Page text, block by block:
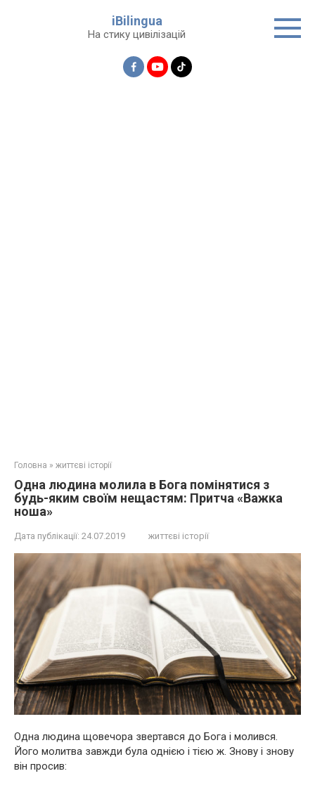
iBilingua
На стику цивілізацій
Головна » життєві історії
Одна людина молила в Бога помінятися з
будь-яким своїм нещастям: Притча «Важка
ноша»
Дата публікації: 24.07.2019 життєві історії
Одна людина щовечора звертався до Бога і молився.
Його молитва завжди була однією і тією ж. Знову і знову
він просив: